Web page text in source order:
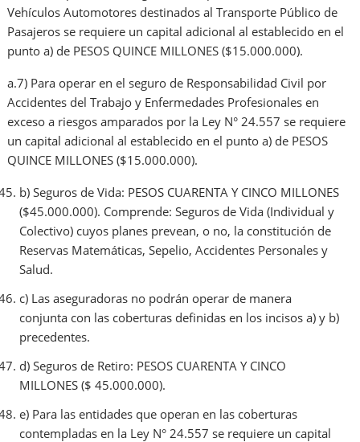
Vehículos Automotores destinados al Transporte Público de
Pasajeros se requiere un capital adicional al establecido en el
punto a) de PESOS QUINCE MILLONES ($15.000.000).
a.7) Para operar en el seguro de Responsabilidad Civil por
Accidentes del Trabajo y Enfermedades Profesionales en
exceso a riesgos amparados por la Ley N° 24.557 se requiere
un capital adicional al establecido en el punto a) de PESOS
QUINCE MILLONES ($15.000.000).
b) Seguros de Vida: PESOS CUARENTA Y CINCO MILLONES
($45.000.000). Comprende: Seguros de Vida (Individual y
Colectivo) cuyos planes prevean, o no, la constitución de
Reservas Matemáticas, Sepelio, Accidentes Personales y
Salud.
c) Las aseguradoras no podrán operar de manera
conjunta con las coberturas definidas en los incisos a) y b)
precedentes.
d) Seguros de Retiro: PESOS CUARENTA Y CINCO
MILLONES ($ 45.000.000).
e) Para las entidades que operan en las coberturas
contempladas en la Ley N° 24.557 se requiere un capital